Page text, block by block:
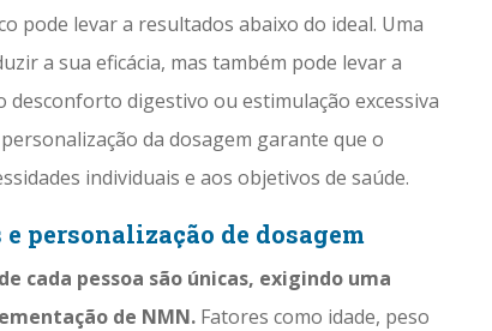
pode levar a resultados abaixo do ideal. Uma
a sua eficácia, mas também pode levar a
desconforto digestivo ou estimulação excessiva
da dosagem garante que o
individuais e aos objetivos de saúde.
personalização de dosagem
cada pessoa são únicas, exigindo uma
de NMN. Fatores como idade, peso